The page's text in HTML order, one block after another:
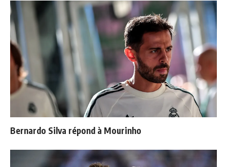
Bernardo Silva répond à Mourinho